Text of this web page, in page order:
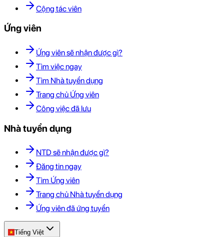
Cộng tác viên
Ứng viên
Ứng viên sẽ nhận được gì?
Tìm việc ngay
Tìm Nhà tuyển dụng
Trang chủ Ứng viên
Công việc đã lưu
Nhà tuyển dụng
NTD sẽ nhận được gì?
Đăng tin ngay
Tìm Ứng viên
Trang chủ Nhà tuyển dụng
Ứng viên đã ứng tuyển
Tiếng Việt